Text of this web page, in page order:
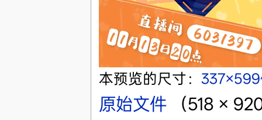
本预览的尺寸：
原始文件‎
（518 ×